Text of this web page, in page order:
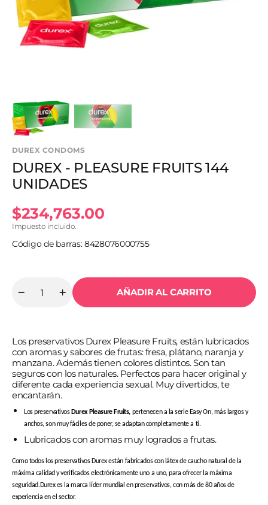
en
de
galería
DUREX CONDOMS
DUREX - PLEASURE FRUITS 144
UNIDADES
Precio
habitual
$234,763.00
Impuesto incluido.
Código de barras: 8428076000755
Reducir
PLEASURE
FRUITS
UNIDADES
Cantidad
Aumentar
cantidad
PLEASURE
FRUITS
144
UNIDADES
AÑADIR AL CARRITO
Los preservativos Durex Pleasure Fruits, están lubricados
con aromas y sabores de frutas: fresa, plátano, naranja y
manzana. Además tienen colores distintos. Son tan
seguros con los naturales. Perfectos para hacer original y
diferente cada experiencia sexual. Muy divertidos, te
encantarán.
Los preservativos Durex Pleasure Fruits, pertenecen a la serie Easy On, más largos y
anchos, son muy fáciles de poner, se adaptan completamente a ti.
Lubricados con aromas muy logrados a frutas.
Como todos los preservativos Durex están fabricados con látex de caucho natural de la
máxima calidad y verificados electrónicamente uno a uno, para ofrecer la máxima
seguridad.Durex es la marca líder mundial en preservativos, con más de 80 años de
experiencia en el sector.